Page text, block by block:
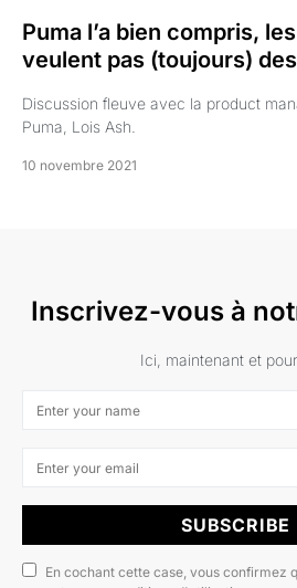
Puma l’a bien compris,
veulent pas (toujours)
Discussion fleuve avec la product
Puma, Lois Ash.
10 novembre 2021
Inscrivez-vous à
Ici, maintenant et
SUBSCRIBE
En cochant cette case, vous confirmez